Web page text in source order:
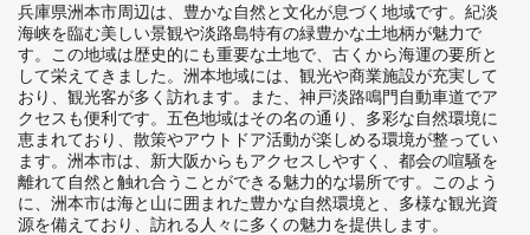
兵庫県洲本市周辺は、豊かな自然と文化が息づく地域です。紀淡
海峡を臨む美しい景観や淡路島特有の緑豊かな土地柄が魅力で
す。この地域は歴史的にも重要な土地で、古くから海運の要所と
して栄えてきました。洲本地域には、観光や商業施設が充実して
おり、観光客が多く訪れます。また、神戸淡路鳴門自動車道でア
クセスも便利です。五色地域はその名の通り、多彩な自然環境に
恵まれており、散策やアウトドア活動が楽しめる環境が整ってい
ます。洲本市は、新大阪からもアクセスしやすく、都会の喧騒を
離れて自然と触れ合うことができる魅力的な場所です。このよう
に、洲本市は海と山に囲まれた豊かな自然環境と、多様な観光資
源を備えており、訪れる人々に多くの魅力を提供します。